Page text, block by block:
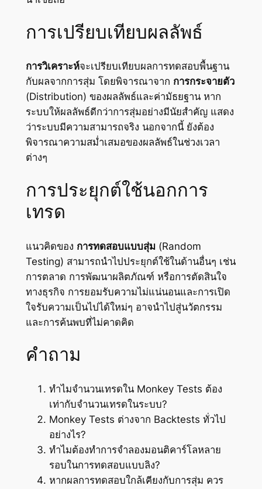
การเปรียบเทียบผลลัพธ์
การวิเคราะห์จะเปรียบเทียบผลการทดสอบพื้นฐาน
กับผลจากการสุ่ม โดยพิจารณาจาก การกระจายตัว
(Distribution) ของผลลัพธ์และค่ามัธยฐาน หาก
ระบบให้ผลลัพธ์ดีกว่าการสุ่มอย่างมีนัยสำคัญ แสดง
ว่าระบบมีความสามารถจริง นอกจากนี้ ยังต้อง
พิจารณาความสม่ำเสมอของผลลัพธ์ในช่วงเวลา
ต่างๆ
การประยุกต์ใช้นอกการ
เทรด
แนวคิดของ การทดสอบแบบสุ่ม(Random
Testing) สามารถนำไปประยุกต์ใช้ในด้านอื่นๆ เช่น
การตลาด การพัฒนาผลิตภัณฑ์ หรือการตัดสินใจ
ทางธุรกิจ การยอมรับความไม่แน่นอนและการเปิด
ใจรับความเป็นไปได้ใหม่ๆ อาจนำไปสู่นวัตกรรม
และการค้นพบที่ไม่คาดคิด
คำถาม
ทำไมจำนวนเทรดใน Monkey Tests ต้อง
เท่ากับจำนวนเทรดในระบบ?
Monkey Tests ต่างจาก Backtests ทั่วไป
อย่างไร?
ทำไมต้องทำการจำลองมอนติคาร์โลหลาย
รอบในการทดสอบแบบลิง?
หากผลการทดสอบใกล้เคียงกับการสุ่ม ควร